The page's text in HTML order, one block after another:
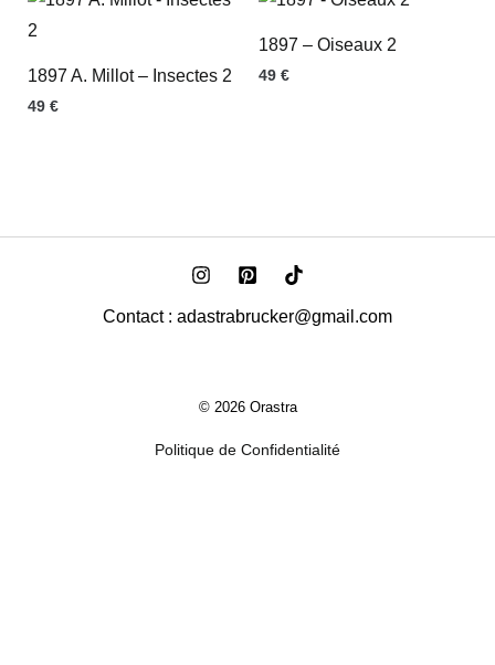
1897 A. Millot – Insectes 2
49 €
1897 – Oiseaux 2
49 €
Contact : adastrabrucker@gmail.com
© 2026 Orastra
Politique de Confidentialité